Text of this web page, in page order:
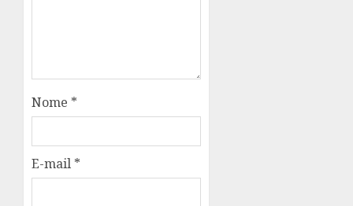
Nome *
E-mail *